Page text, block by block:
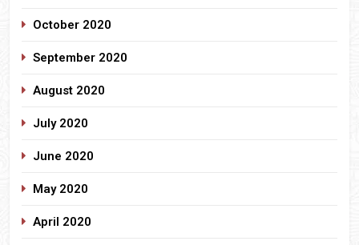
October 2020
September 2020
August 2020
July 2020
June 2020
May 2020
April 2020